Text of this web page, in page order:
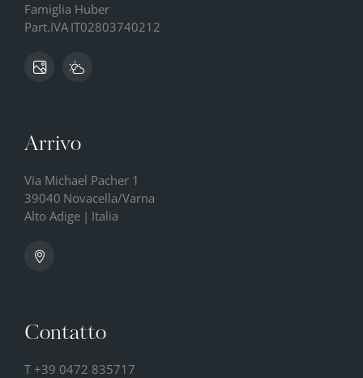
Famiglia Huber
Part.IVA IT02803740212
Arrivo
Via Michael Pacher 1
39040 Novacella/Varna
Alto Adige | Italia
Contatto
T +39 0472 835717